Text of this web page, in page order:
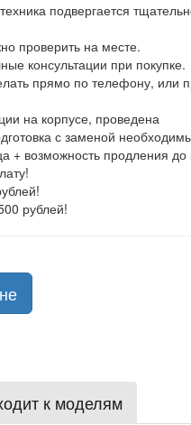
подвергается
проверить на месте.
консультации при покупке.
прямо по телефону, или
на корпусе, проведена
с заменой
+ возможность продления до
рублей!
к моделям